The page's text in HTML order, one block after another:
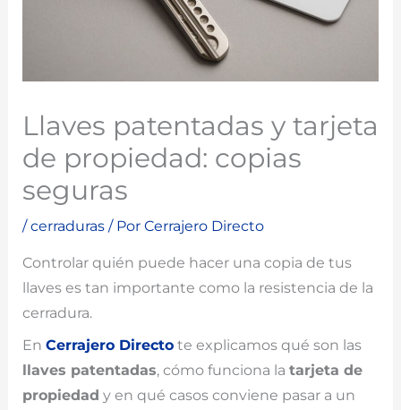
Llaves patentadas y tarjeta
de propiedad: copias
seguras
/cerraduras/ Por Cerrajero Directo
Controlar quién puede hacer una copia de tus
llaves es tan importante como la resistencia de la
cerradura.
En Cerrajero Directote explicamos qué son las
llaves patentadas, cómo funciona la tarjeta de
propiedad y en qué casos conviene pasar a un